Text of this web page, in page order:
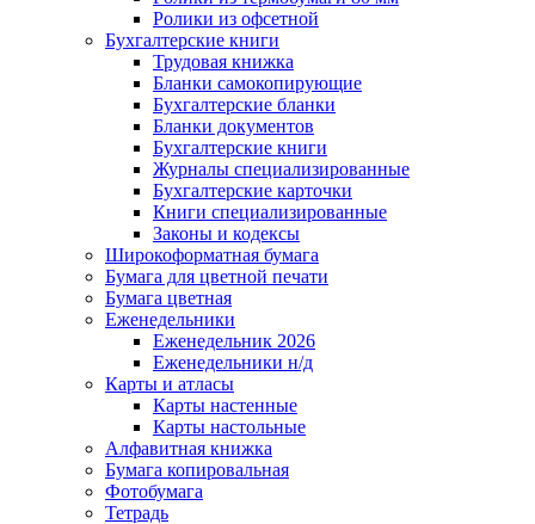
Ролики из офсетной
Бухгалтерские книги
Трудовая книжка
Бланки самокопирующие
Бухгалтерские бланки
Бланки документов
Бухгалтерские книги
Журналы специализированные
Бухгалтерские карточки
Книги специализированные
Законы и кодексы
Широкоформатная бумага
Бумага для цветной печати
Бумага цветная
Еженедельники
Еженедельник 2026
Еженедельники н/д
Карты и атласы
Карты настенные
Карты настольные
Алфавитная книжка
Бумага копировальная
Фотобумага
Тетрадь